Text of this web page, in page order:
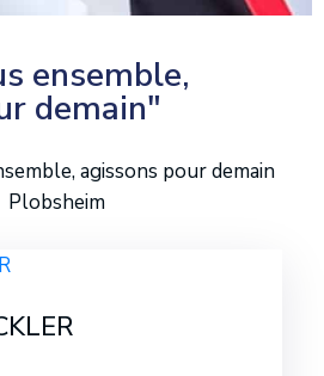
ensemble,
demain"